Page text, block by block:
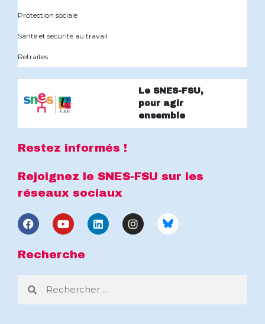
Protection sociale
Santé et sécurité au travail
Retraites
Le SNES-FSU,
pour agir
ensemble
Restez informés !
Rejoignez le SNES-FSU sur les
réseaux sociaux
Recherche